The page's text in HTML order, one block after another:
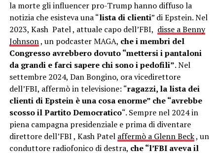
la morte gli influencer pro-Trump hanno diffuso la
notizia che esisteva una “lista di clienti” di Epstein. Nel
2023, Kash Patel , attuale capo dell’FBI, disse a Benny
Johnson, un podcaster MAGA, che i membri del
Congresso avrebbero dovuto “mettersi i pantaloni
da grandi e farci sapere chi sono i pedofili”. Nel
settembre 2024, Dan Bongino, ora vicedirettore
dell’FBI, affermò in televisione: “ragazzi, la lista dei
clienti di Epstein è una cosa enorme” che “avrebbe
scosso il Partito Democratico“. Sempre nel 2024 in
piena campagna presidenziale e prima di diventare
direttore dell’FBI , Kash Patel affermò a Glenn Beck, un
conduttore radiofonico di destra, che “l’FBI aveva il